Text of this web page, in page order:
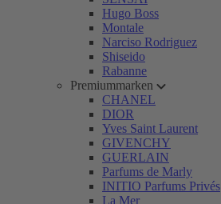
Hugo Boss
Montale
Narciso Rodriguez
Shiseido
Rabanne
Premiummarken
CHANEL
DIOR
Yves Saint Laurent
GIVENCHY
GUERLAIN
Parfums de Marly
INITIO Parfums Privés
La Mer